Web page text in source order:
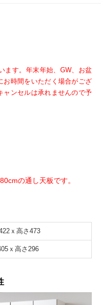
ます。年末年始、GW、お盆
お時間をいただく場合がござ
ャンセルは承れませんので予
の通し天板です。
ｘ高さ473
ｘ高さ296